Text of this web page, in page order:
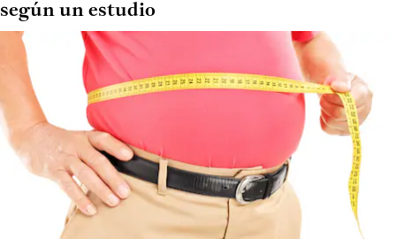
según un estudio